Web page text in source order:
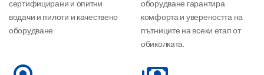
сертифицирани и опитни
водачи и пилоти и качествено
оборудване.
оборудване гарантира
комфорта и увереността на
пътниците на всеки етап от
обиколката.